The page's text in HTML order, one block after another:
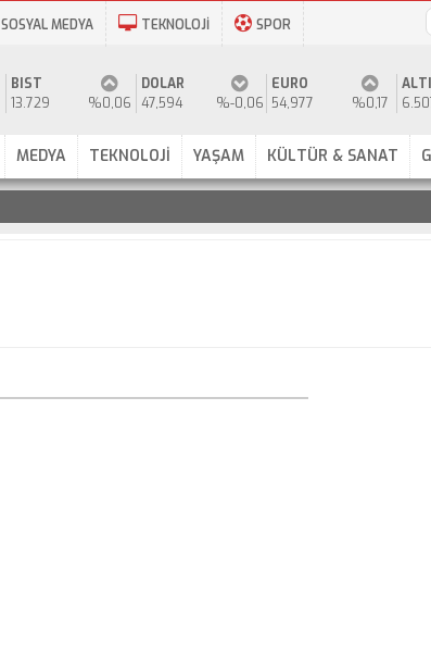
SOSYAL MEDYA TEKNOLOJİ SPOR
BIST
13.729
%0,06
DOLAR
47,594
%-0,06
EURO
54,977
%0,17
MEDYA TEKNOLOJİ YAŞAM KÜLTÜR & SANAT